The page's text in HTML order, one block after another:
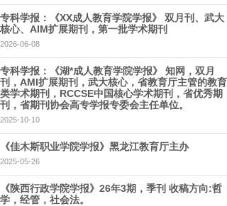
专科学报：《XX成人教育学院学报》 双月刊、武大
核心、AIM扩展期刊，第一批学术期刊
2026-06-08
专科学报：《湖*成人教育学院学报》 知网，双月
刊，AMI扩展期刊，武大核心，省教育厅主管的教育
类学术期刊，RCCSE中国核心学术期刊，省优秀期
刊，省期刊协会高专学报专委会主任单位。
2025-10-10
《佳木斯职业学院学报》黑龙江教育厅主办
2025-05-26
《陕西行政学院学报》26年3期，季刊 收稿方向:哲
学，经管，社会法。